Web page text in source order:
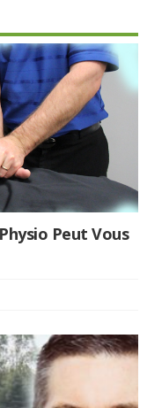
Peut Vous